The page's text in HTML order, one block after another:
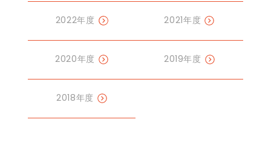
2022年度 2021年度
2020年度 2019年度
2018年度